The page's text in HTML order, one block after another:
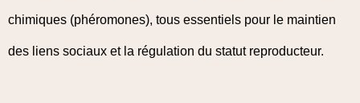
chimiques (phéromones), tous essentiels pour le maintien
des liens sociaux et la régulation du statut reproducteur.